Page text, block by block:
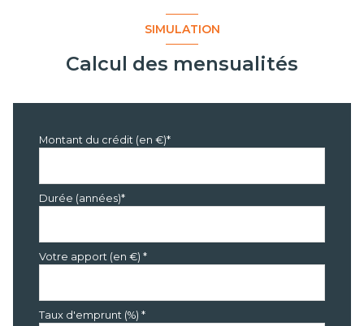
SIMULATION
Calcul des mensualités
Montant du crédit (en €)*
Durée (années)*
Votre apport (en €) *
Taux d'emprunt (%) *